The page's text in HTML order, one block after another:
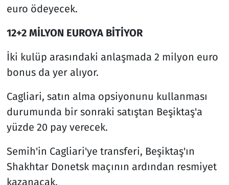
euro ödeyecek.
12+2 MİLYON EUROYA BİTİYOR
İki kulüp arasındaki anlaşmada 2 milyon euro
bonus da yer alıyor.
Cagliari, satın alma opsiyonunu kullanması
durumunda bir sonraki satıştan Beşiktaş'a
yüzde 20 pay verecek.
Semih'in Cagliari'ye transferi, Beşiktaş'ın
Shakhtar Donetsk maçının ardından resmiyet
kazanacak.